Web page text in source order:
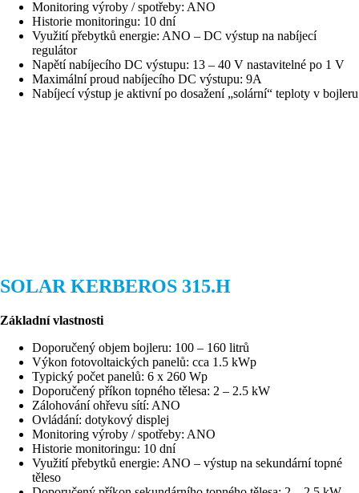
Monitoring výroby / spotřeby: ANO
Historie monitoringu: 10 dní
Využití přebytků energie: ANO – DC výstup na nabíjecí
regulátor
Napětí nabíjecího DC výstupu: 13 – 40 V nastavitelné po 1 V
Maximální proud nabíjecího DC výstupu: 9A
Nabíjecí výstup je aktivní po dosažení „solární“ teploty v bojleru
SOLAR KERBEROS 315.H
Základní vlastnosti
Doporučený objem bojleru: 100 – 160 litrů
Výkon fotovoltaických panelů: cca 1.5 kWp
Typický počet panelů: 6 x 260 Wp
Doporučený příkon topného tělesa: 2 – 2.5 kW
Zálohování ohřevu sítí: ANO
Ovládání: dotykový displej
Monitoring výroby / spotřeby: ANO
Historie monitoringu: 10 dní
Využití přebytků energie: ANO – výstup na sekundární topné
těleso